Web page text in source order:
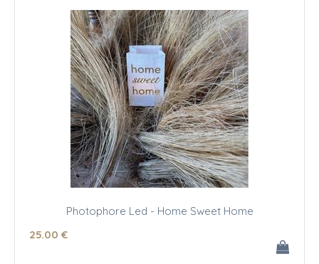
Photophore Led - Home Sweet Home
25.00 €